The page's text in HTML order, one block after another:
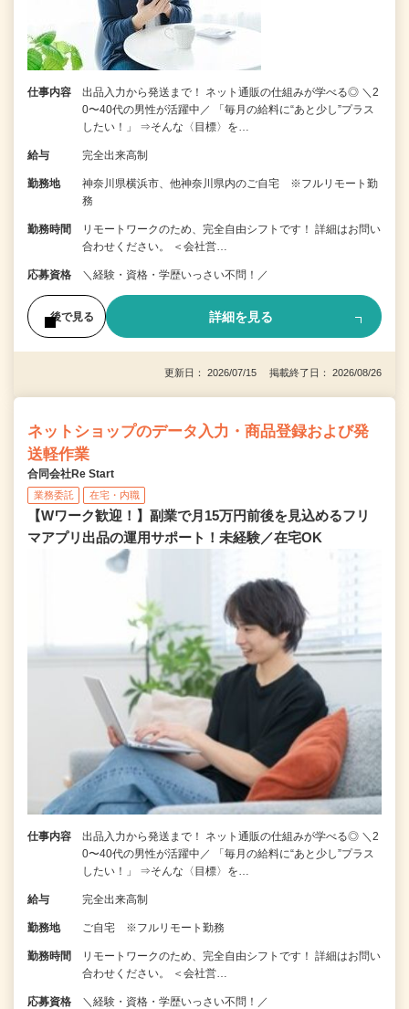
仕事内容
出品入力から発送まで！ ネット通販の仕組みが学べる◎ ＼2
0〜40代の男性が活躍中／ 「毎月の給料に“あと少し”プラス
したい！」 ⇒そんな〈目標〉を…
給与 完全出来高制
勤務地
神奈川県横浜市、他神奈川県内のご自宅 ※フルリモート勤
務
勤務時間
リモートワークのため、完全自由シフトです！ 詳細はお問い
合わせください。 ＜会社営…
応募資格 ＼経験・資格・学歴いっさい不問！／
後で見る 詳細を見る
更新日： 2026/07/15 掲載終了日： 2026/08/26
ネットショップのデータ入力・商品登録および発
送軽作業
合同会社Re Start
業務委託 在宅・内職
【Wワーク歓迎！】副業で月15万円前後を見込めるフリ
マアプリ出品の運用サポート！未経験／在宅OK
仕事内容
出品入力から発送まで！ ネット通販の仕組みが学べる◎ ＼2
0〜40代の男性が活躍中／ 「毎月の給料に“あと少し”プラス
したい！」 ⇒そんな〈目標〉を…
給与 完全出来高制
勤務地 ご自宅 ※フルリモート勤務
勤務時間
リモートワークのため、完全自由シフトです！ 詳細はお問い
合わせください。 ＜会社営…
応募資格 ＼経験・資格・学歴いっさい不問！／